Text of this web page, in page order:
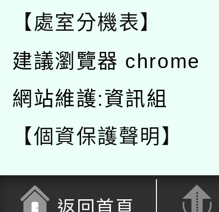
【處室分機表】
建議瀏覽器 chrome
網站維護:資訊組
【個資保護聲明】
返回首頁